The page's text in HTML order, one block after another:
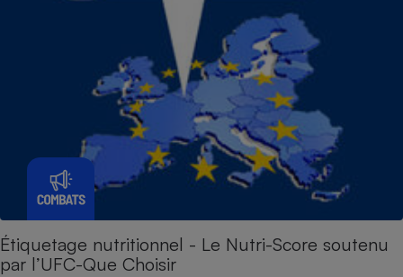
Étiquetage nutritionnel - Le Nutri-Score soutenu
par l’UFC-Que Choisir